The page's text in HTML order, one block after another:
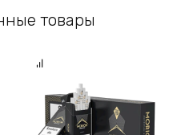
товары